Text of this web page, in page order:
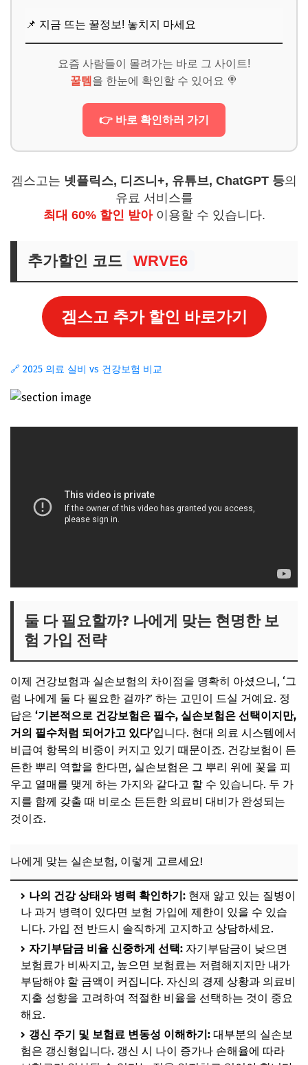
📌 지금 뜨는 꿀정보! 놓치지 마세요
요즘 사람들이 몰려가는 바로 그 사이트!
꿀템 을 한눈에 확인할 수 있어요 🍭
👉 바로 확인하러 가기
겜스고는 넷플릭스, 디즈니+, 유튜브, ChatGPT 등의
유료 서비스를
최대 60% 할인 받아이용할 수 있습니다.
추가할인 코드 WRVE6
겜스고 추가 할인 바로가기
🔗 2025 의료 실비 vs 건강보험 비교
둘 다 필요할까? 나에게 맞는 현명한 보
험 가입 전략
이제 건강보험과 실손보험의 차이점을 명확히 아셨으니, ‘그
럼 나에게 둘 다 필요한 걸까?’ 하는 고민이 드실 거예요. 정
답은 ‘기본적으로 건강보험은 필수, 실손보험은 선택이지만,
거의 필수처럼 되어가고 있다’입니다. 현대 의료 시스템에서
비급여 항목의 비중이 커지고 있기 때문이죠. 건강보험이 든
든한 뿌리 역할을 한다면, 실손보험은 그 뿌리 위에 꽃을 피
우고 열매를 맺게 하는 가지와 같다고 할 수 있습니다. 두 가
지를 함께 갖출 때 비로소 든든한 의료비 대비가 완성되는
것이죠.
나에게 맞는 실손보험, 이렇게 고르세요!
나의 건강 상태와 병력 확인하기: 현재 앓고 있는 질병이
나 과거 병력이 있다면 보험 가입에 제한이 있을 수 있습
니다. 가입 전 반드시 솔직하게 고지하고 상담하세요.
자기부담금 비율 신중하게 선택: 자기부담금이 낮으면
보험료가 비싸지고, 높으면 보험료는 저렴해지지만 내가
부담해야 할 금액이 커집니다. 자신의 경제 상황과 의료비
지출 성향을 고려하여 적절한 비율을 선택하는 것이 중요
해요.
갱신 주기 및 보험료 변동성 이해하기: 대부분의 실손보
험은 갱신형입니다. 갱신 시 나이 증가나 손해율에 따라